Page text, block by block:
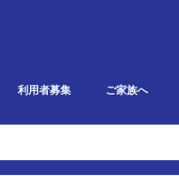
利用者募集 ご家族へ